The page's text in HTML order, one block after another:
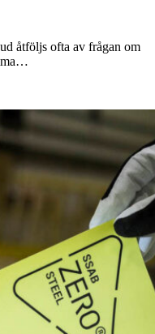
åtföljs ofta av frågan om